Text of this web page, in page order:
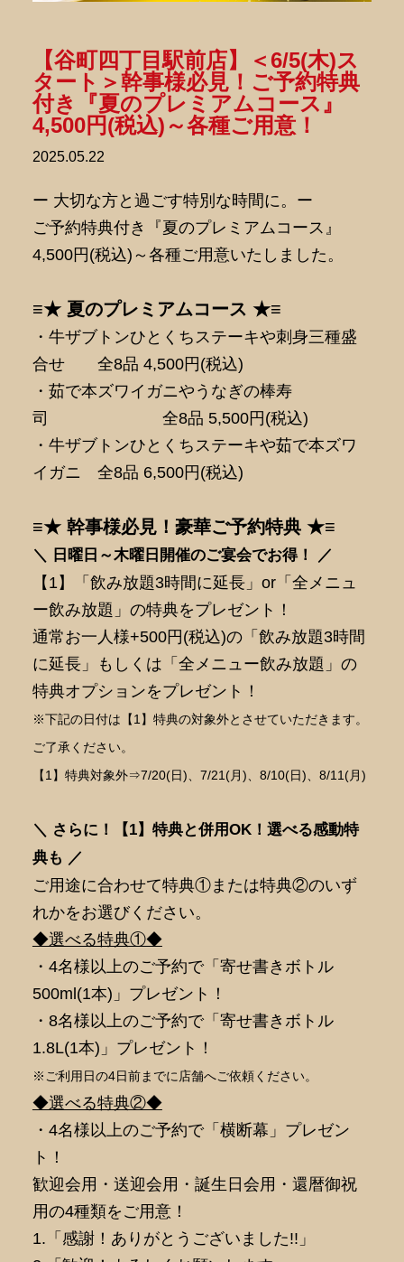
2025.05.22
【谷町四丁目駅前店】＜6/5(木)ス
タート＞幹事様必見！ご予約特典
付き『夏のプレミアムコース』
4,500円(税込)～各種ご用意！
ー 大切な方と過ごす特別な時間に。ー
ご予約特典付き『夏のプレミアムコース』
4,500円(税込)～各種ご用意いたしました。
≡★ 夏のプレミアムコース ★≡
・牛ザブトンひとくちステーキや刺身三種盛
合せ 全8品 4,500円(税込)
・茹で本ズワイガニやうなぎの棒寿
司 全8品 5,500円(税込)
・牛ザブトンひとくちステーキや茹で本ズワ
イガニ 全8品 6,500円(税込)
≡★ 幹事様必見！豪華ご予約特典 ★≡
＼ 日曜日～木曜日開催のご宴会でお得！ ／
【1】「飲み放題3時間に延長」or「全メニュ
ー飲み放題」の特典をプレゼント！
通常お一人様+500円(税込)の「飲み放題3時間
に延長」もしくは「全メニュー飲み放題」の
特典オプションをプレゼント！
※下記の日付は【1】特典の対象外とさせていただきます。
ご了承ください。
【1】特典対象外⇒7/20(日)、7/21(月)、8/10(日)、8/11(月)
＼ さらに！【1】特典と併用OK！選べる感動特
典も ／
ご用途に合わせて特典①または特典②のいず
れかをお選びください。
◆選べる特典①◆
・4名様以上のご予約で「寄せ書きボトル
500ml(1本)」プレゼント！
・8名様以上のご予約で「寄せ書きボトル
1.8L(1本)」プレゼント！
※ご利用日の4日前までに店舗へご依頼ください。
◆選べる特典②◆
・4名様以上のご予約で「横断幕」プレゼン
ト！
歓迎会用・送迎会用・誕生日会用・還暦御祝
用の4種類をご用意！
1.「感謝！ありがとうございました!!」